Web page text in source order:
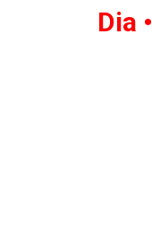
Dia •